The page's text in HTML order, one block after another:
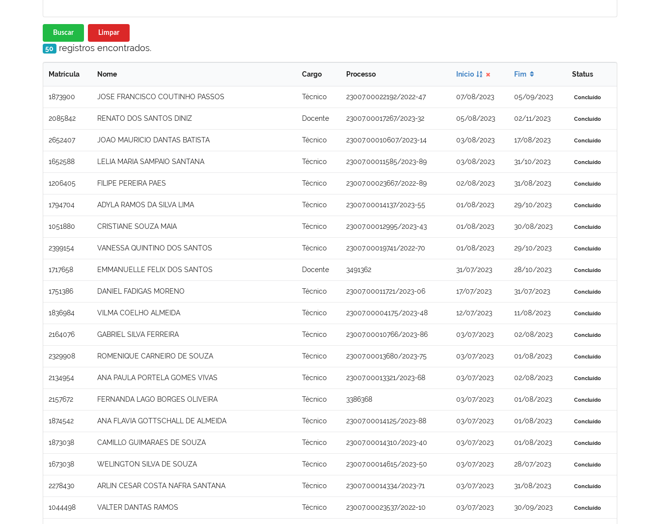
Buscar Limpar
50 registros encontrados.
Matrícula Nome Cargo Processo Início Fim Status
1873900 JOSE FRANCISCO COUTINHO PASSOS Técnico 23007.00022192/2022-47 07/08/2023 05/09/2023 Concluído
2085842 RENATO DOS SANTOS DINIZ Docente 23007.00017267/2023-32 05/08/2023 02/11/2023 Concluído
2652407 JOAO MAURICIO DANTAS BATISTA Técnico 23007.00010607/2023-14 03/08/2023 17/08/2023 Concluído
1652588 LELIA MARIA SAMPAIO SANTANA Técnico 23007.00011585/2023-89 03/08/2023 31/10/2023 Concluído
1206405 FILIPE PEREIRA PAES Técnico 23007.00023667/2022-89 02/08/2023 31/08/2023 Concluído
1794704 ADYLA RAMOS DA SILVA LIMA Técnico 23007.00014137/2023-55 01/08/2023 29/10/2023 Concluído
1051880 CRISTIANE SOUZA MAIA Técnico 23007.00012995/2023-43 01/08/2023 30/08/2023 Concluído
2399154 VANESSA QUINTINO DOS SANTOS Técnico 23007.00019741/2022-70 01/08/2023 29/10/2023 Concluído
1717658 EMMANUELLE FELIX DOS SANTOS Docente 3491362 31/07/2023 28/10/2023 Concluído
1751386 DANIEL FADIGAS MORENO Técnico 23007.00011721/2023-06 17/07/2023 31/07/2023 Concluído
1836984 VILMA COELHO ALMEIDA Técnico 23007.00004175/2023-48 12/07/2023 11/08/2023 Concluído
2164076 GABRIEL SILVA FERREIRA Técnico 23007.00010766/2023-86 03/07/2023 02/08/2023 Concluído
2329908 ROMENIQUE CARNEIRO DE SOUZA Técnico 23007.00013680/2023-75 03/07/2023 01/08/2023 Concluído
2134954 ANA PAULA PORTELA GOMES VIVAS Técnico 23007.00013321/2023-68 03/07/2023 02/08/2023 Concluído
2157672 FERNANDA LAGO BORGES OLIVEIRA Técnico 3386368 03/07/2023 01/08/2023 Concluído
1874542 ANA FLAVIA GOTTSCHALL DE ALMEIDA Técnico 23007.00014125/2023-88 03/07/2023 01/08/2023 Concluído
1873038 CAMILLO GUIMARAES DE SOUZA Técnico 23007.00014310/2023-40 03/07/2023 01/08/2023 Concluído
1673038 WELINGTON SILVA DE SOUZA Técnico 23007.00014615/2023-50 03/07/2023 28/07/2023 Concluído
2278430 ARLIN CESAR COSTA NAFRA SANTANA Técnico 23007.00014334/2023-71 03/07/2023 31/08/2023 Concluído
1044498 VALTER DANTAS RAMOS Técnico 23007.00023537/2022-10 03/07/2023 30/09/2023 Concluído